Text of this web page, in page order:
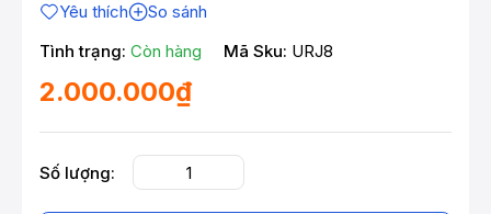
Yêu thích
So sánh
Tình trạng: Còn hàng Mã Sku: URJ8
2.000.000₫
Số lượng: